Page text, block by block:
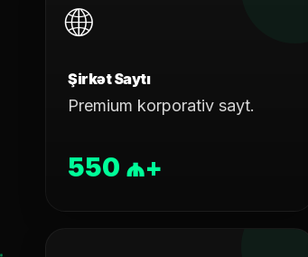
🌐
Şirkət Saytı
Premium korporativ sayt.
550 ₼+